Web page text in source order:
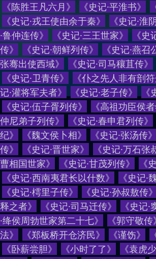
《陈胜王凡六月 》 《史记·平淮书》
《史记·戎王使由余于秦》 《史记·淮
·鲁仲连传》 《史记·三王世家》 《史
传》 《史记·朝鲜列传》 《史记·燕召
张骞出使西域》 《史记·司马穰苴传》
《史记·卫青传》 《仆之先人非有剖
记·灌将军夫者》 《史记·老子传》 《
《史记·伍子胥列传》 《高祖功臣侯
仲尼弟子列传》 《史记·春申君列传》
纪》 《魏文侯卜相》 《史记·张汤传》
传》 《史记·晋世家》 《史记·万石张
曹相国世家》 《史记·甘茂列传》 《
《史记·西南夷君长以什数》 《史记·
《史记·樗里子传》 《史记·孙叔敖传》
释之者》 《史记·司马迁传》 《史记·
·绛侯周勃世家第二十七》 《郭守敬传
法》 《郑板桥开仓济民》 《谨饬》
《卧薪尝胆》 《小时了了》 《袁虎